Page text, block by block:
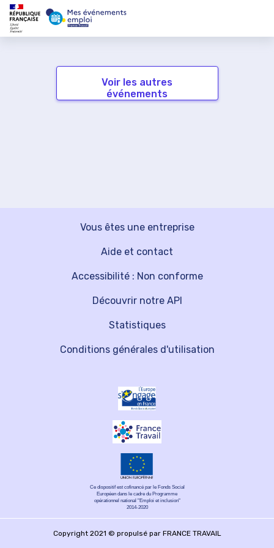
Voir les autres
événements
Vous êtes une entreprise
Découvrir notre API
Aide et contact
Statistiques
Accessibilité : Non conforme
Conditions générales d'utilisation
Ce dispositif est cofinancé par le Fonds Social
Européen dans le cadre du Programme
opérationnel national "Emploi et inclusion"
2014-2020
Copyright 2021 © propulsé par FRANCE TRAVAIL